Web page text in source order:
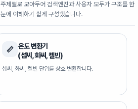
주제별로 모아두어 검색엔진과 사용자 모두가 구조를 한
눈에 이해하기 쉽게 구성했습니다.
📏 온도 변환기
(섭씨, 화씨, 켈빈)
섭씨, 화씨, 켈빈 단위를 상호 변환합니다.